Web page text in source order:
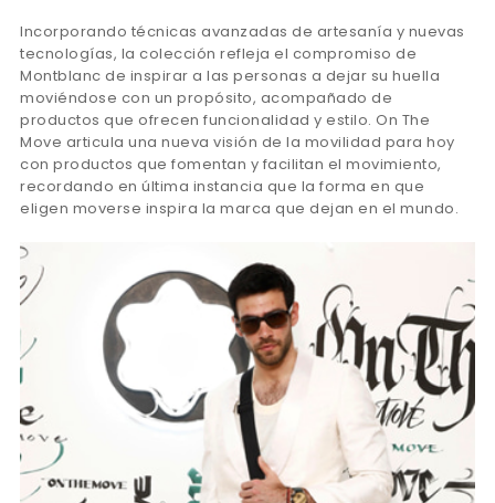
Incorporando técnicas avanzadas de artesanía y nuevas
tecnologías, la colección refleja el compromiso de
Montblanc de inspirar a las personas a dejar su huella
moviéndose con un propósito, acompañado de
productos que ofrecen funcionalidad y estilo. On The
Move articula una nueva visión de la movilidad para hoy
con productos que fomentan y facilitan el movimiento,
recordando en última instancia que la forma en que
eligen moverse inspira la marca que dejan en el mundo.